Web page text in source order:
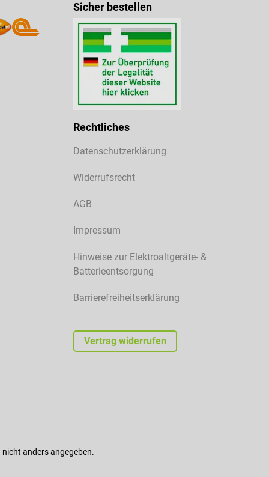
Sicher bestellen
Rechtliches
Datenschutzerklärung
Widerrufsrecht
AGB
Impressum
Hinweise zur Elektroaltgeräte- &
Batterieentsorgung
Barrierefreiheitserklärung
Vertrag widerrufen
anders angegeben.